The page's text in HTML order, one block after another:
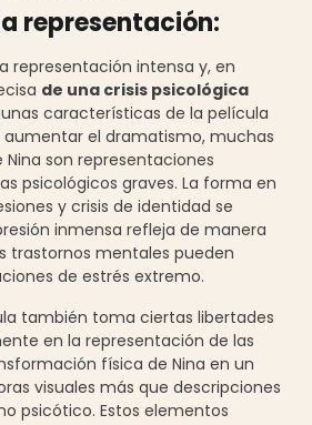
representación:
representación intensa y, en
de una crisis psicológica
características de la película
aumentar el dramatismo, muchas
Nina son representaciones
psicológicos graves. La forma en
y crisis de identidad se
inmensa refleja de manera
trastornos mentales pueden
de estrés extremo.
también toma ciertas libertades
en la representación de las
física de Nina en un
visuales más que descripciones
psicótico. Estos elementos